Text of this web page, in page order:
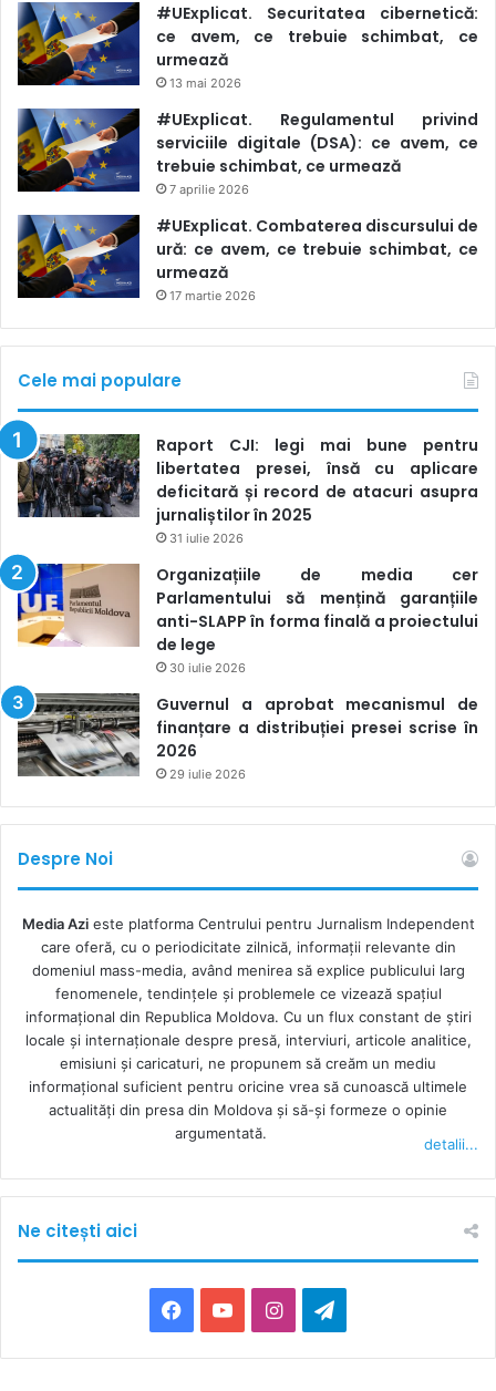
#UExplicat. Securitatea cibernetică:
ce avem, ce trebuie schimbat, ce
urmează
13 mai 2026
#UExplicat. Regulamentul privind
serviciile digitale (DSA): ce avem, ce
trebuie schimbat, ce urmează
7 aprilie 2026
#UExplicat. Combaterea discursului de
ură: ce avem, ce trebuie schimbat, ce
urmează
17 martie 2026
Cele mai populare
Raport CJI: legi mai bune pentru
libertatea presei, însă cu aplicare
deficitară și record de atacuri asupra
jurnaliștilor în 2025
31 iulie 2026
Organizațiile de media cer
Parlamentului să mențină garanțiile
anti-SLAPP în forma finală a proiectului
de lege
30 iulie 2026
Guvernul a aprobat mecanismul de
finanțare a distribuției presei scrise în
2026
29 iulie 2026
Despre Noi
Media Azieste platforma Centrului pentru Jurnalism Independent
care oferă, cu o periodicitate zilnică, informații relevante din
domeniul mass-media, având menirea să explice publicului larg
fenomenele, tendințele și problemele ce vizează spațiul
informațional din Republica Moldova. Cu un flux constant de ştiri
locale şi internaţionale despre presă, interviuri, articole analitice,
emisiuni și caricaturi, ne propunem să creăm un mediu
informaţional suficient pentru oricine vrea să cunoască ultimele
actualităţi din presa din Moldova şi să-şi formeze o opinie
argumentată.
detalii...
Ne citești aici
a
o
I
n
e